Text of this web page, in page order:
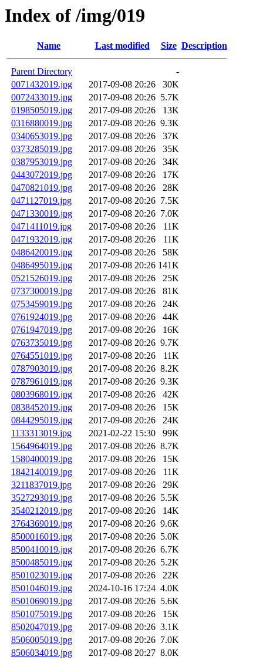
Index of /img/019
Name Last modified Size Description
Parent Directory
-
0071432019.jpg
2017-09-08 20:26
30K
0072433019.jpg
2017-09-08 20:26 5.7K
0198505019.jpg
2017-09-08 20:26
13K
0316880019.jpg
2017-09-08 20:26 9.3K
0340653019.jpg
2017-09-08 20:26
37K
0373285019.jpg
2017-09-08 20:26
35K
0387953019.jpg
2017-09-08 20:26
34K
0443072019.jpg
2017-09-08 20:26
17K
0470821019.jpg
2017-09-08 20:26
28K
0471127019.jpg
2017-09-08 20:26 7.5K
0471330019.jpg
2017-09-08 20:26 7.0K
0471411019.jpg
2017-09-08 20:26
11K
0471932019.jpg
2017-09-08 20:26
11K
0486420019.jpg
2017-09-08 20:26
58K
0486495019.jpg
2017-09-08 20:26 141K
0521526019.jpg
2017-09-08 20:26
25K
0737300019.jpg
2017-09-08 20:26
81K
0753459019.jpg
2017-09-08 20:26
24K
0761924019.jpg
2017-09-08 20:26
44K
0761947019.jpg
2017-09-08 20:26
16K
0763735019.jpg
2017-09-08 20:26 9.7K
0764551019.jpg
2017-09-08 20:26
11K
0787903019.jpg
2017-09-08 20:26 8.2K
0787961019.jpg
2017-09-08 20:26 9.3K
0803968019.jpg
2017-09-08 20:26
42K
0838452019.jpg
2017-09-08 20:26
15K
0844295019.jpg
2017-09-08 20:26
24K
1133313019.jpg
2021-02-22 15:30
99K
1564964019.jpg
2017-09-08 20:26 8.7K
1580400019.jpg
2017-09-08 20:26
15K
1842140019.jpg
2017-09-08 20:26
11K
3211837019.jpg
2017-09-08 20:26
29K
3527293019.jpg
2017-09-08 20:26 5.5K
3540212019.jpg
2017-09-08 20:26
14K
3764369019.jpg
2017-09-08 20:26 9.6K
8500016019.jpg
2017-09-08 20:26 5.0K
8500410019.jpg
2017-09-08 20:26 6.7K
8500485019.jpg
2017-09-08 20:26 5.2K
8501023019.jpg
2017-09-08 20:26
22K
8501046019.jpg
2024-10-16 17:24 4.0K
8501069019.jpg
2017-09-08 20:26 5.6K
8501075019.jpg
2017-09-08 20:26
15K
8502047019.jpg
2017-09-08 20:26 3.1K
8506005019.jpg
2017-09-08 20:26 7.0K
8506034019.jpg
2017-09-08 20:27 8.0K